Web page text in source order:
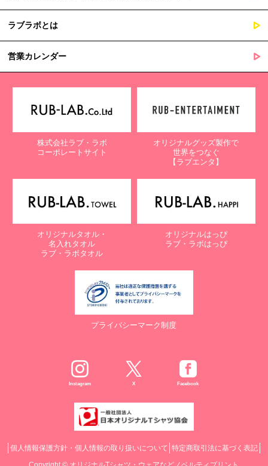
ラブラボとは
営業カレンダー
株式会社ラブ・ラボ
コーポレートサイト
オリジナルグッズ製作で
世界をつなぐ
【ラブエンタ】
オリジナルタオル・
名入れタオル
ラブ・ラボタオル
オリジナルはっぴ
ラブ・ラボはっぴ
プライバシーマーク制度
Instagram X Facebook
個人情報保護方針・個人情報の取り扱いについて 特定商取引法に基づく表記